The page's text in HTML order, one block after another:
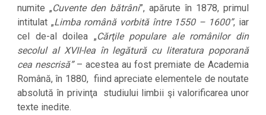
numite „Cuvente den bătrâni”, apărute în 1878, primul
intitulat „Limba română vorbită între 1550 – 1600”, iar
cel de-al doilea „Cărţile populare ale românilor din
secolul al XVII-lea în legătură cu literatura poporană
cea nescrisă”– acestea au fost premiate de Academia
Română, în 1880, fiind apreciate elementele de noutate
absolută în privinţa studiului limbii şi valorificarea unor
texte inedite.